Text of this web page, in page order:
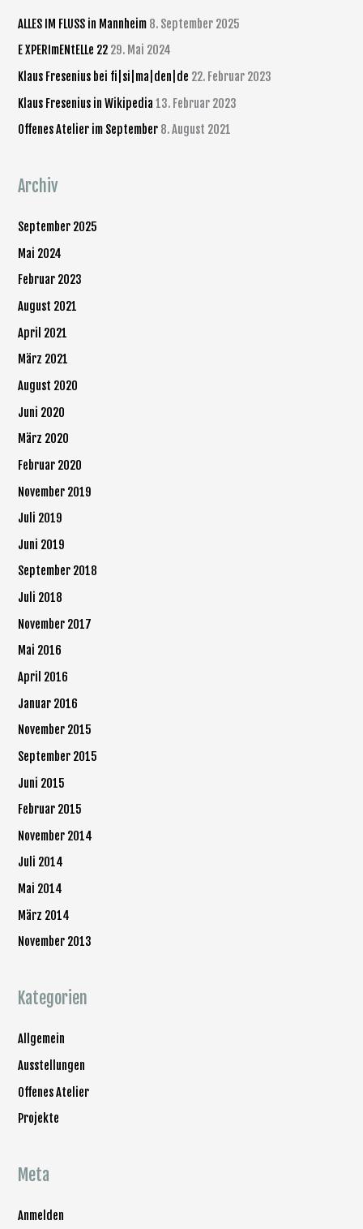
a
c
h
ALLES IM FLUSS in Mannheim 8. September 2025
E XPERImENtELLe 22 29. Mai 2024
Klaus Fresenius bei fi|si|ma|den|de 22. Februar 2023
Klaus Fresenius in Wikipedia 13. Februar 2023
Offenes Atelier im September 8. August 2021
Archiv
September 2025
Mai 2024
Februar 2023
August 2021
April 2021
März 2021
August 2020
Juni 2020
März 2020
Februar 2020
November 2019
Juli 2019
Juni 2019
September 2018
Juli 2018
November 2017
Mai 2016
April 2016
Januar 2016
November 2015
September 2015
Juni 2015
Februar 2015
November 2014
Juli 2014
Mai 2014
März 2014
November 2013
Kategorien
Allgemein
Ausstellungen
Offenes Atelier
Projekte
Meta
Anmelden